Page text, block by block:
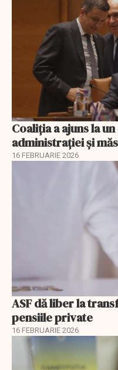
Coaliția a ajuns la
administrației și
16 FEBRUARIE 2026
ASF dă liber la
pensiile private
16 FEBRUARIE 2026